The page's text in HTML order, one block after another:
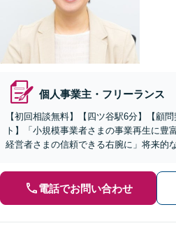
個人事業主・フリーランス
【初回相談無料】【四ツ谷駅6分】【顧
ト】「小規模事業者さまの事業再生に豊
経営者さまの信頼できる右腕に」将来的
電話でお問い合わせ